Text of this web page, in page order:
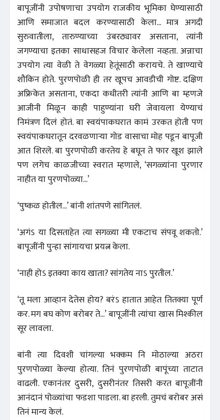
बापूजींनी उपोषणाचा उपयोग राजकीय भूमिका घेण्यासाठी
आणि समाजात बदल करण्यासाठी केला... मात्र अगदी
सुरुवातीला, तारुण्याच्या उंबरठ्यावर असताना, त्यांनी
जगण्याचा इतका साधासहज विचार केलेला नव्हता. अन्नाचा
उपयोग त्या वेळी ते वेगळ्या हेतूंसाठी करायचे. ते खाण्याचे
शौकिन होते. पुरणपोळी ही तर खूपच आवडीची गोष्ट. दक्षिण
अफ्रिकेत असताना, एकदा कधीतरी त्यांनी आणि बा म्हणजे
आजीनी मिळून काही पाहुण्यांना घरी जेवायला येण्याचं
निमंत्रण दिलं होतं. बा स्वयंपाकघरात कामं उरकत होती पण
स्वयंपाकघरातून दरवळणाऱ्या गोड वासाचा मोह पडून बापूजी
आत शिरले. बा पुरणपोळी करतेय हे बघून ते फार खूश झाले
पण लगेच काळजीच्या स्वरात म्हणाले, ‘सगळ्यांना पुरणार
नाहीत या पुरणपोळ्या...’
‘पुष्कळ होतील...’ बांनी शांतपणे सांगितलं.
‘अगंऽ या दिसताहेत त्या सगळ्या मी एकटाच संपवू शकतो.’
बापूजींनी पुन्हा सांगायचा प्रयत्न केला.
‘नाही होऽ इतक्या काय खाता? सांगतेय नाऽ पुरतील.’
‘तू मला आव्हान देतेस होय? बरंऽ हातात आहेत तितक्या पूर्ण
कर. मग बघ कोण बरोबर ते...’ बापूजींनी त्यांचा खास मिश्कील
सूर लावला.
बांनी त्या दिवशी चांगल्या भक्कम नि मोठाल्या अठरा
पुरणपोळ्या केल्या होत्या. तिनं पुरणपोळी बापूंच्या ताटात
वाढली. एकानंतर दुसरी, दुसरीनंतर तिसरी करत बापूजींनी
आनंदानं पोळ्यांचा फडशा पाडला. बा हरली. तुमचं बरोबर असं
तिनं मान्य केलं.